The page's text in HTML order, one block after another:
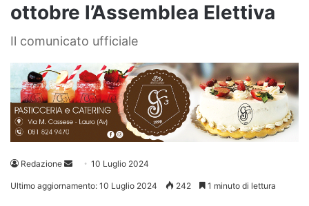
ottobre l’Assemblea Elettiva
Il comunicato ufficiale
Redazione
Invia 10 Luglio 2024
Ultimo aggiornamento: 10 Luglio 2024 242 1 minuto di lettura